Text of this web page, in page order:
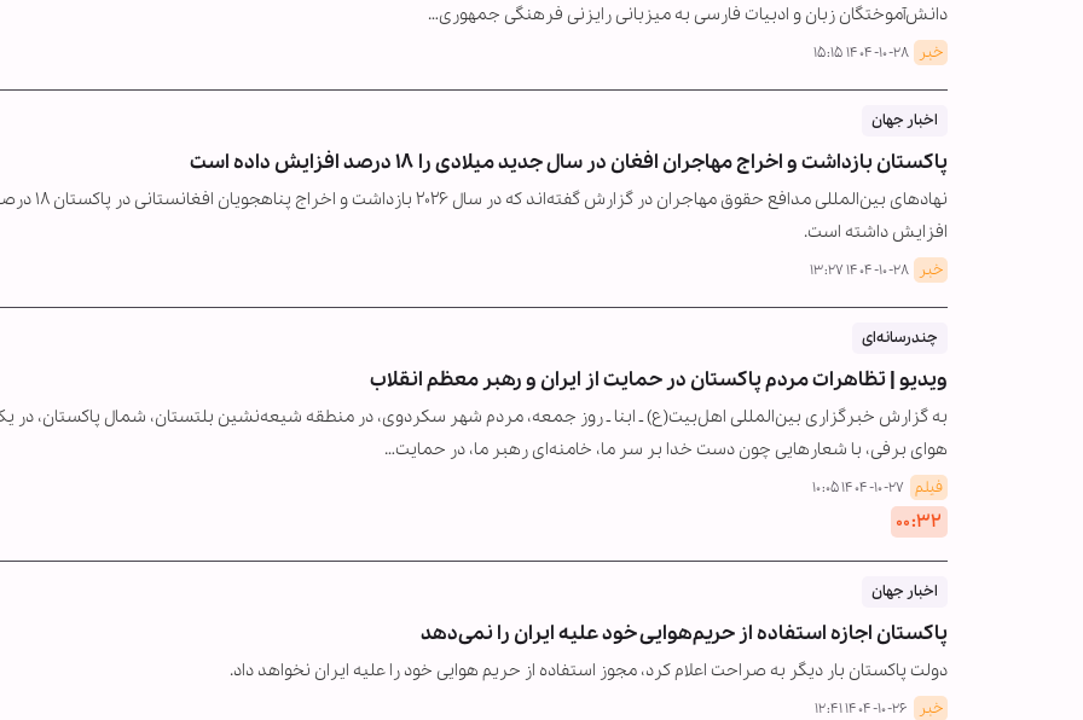
دانش‌آموختگان زبان و ادبیات فارسی به میزبانی رایزنی فرهنگی جمهوری…
خبر ۱۴۰۴-۱۰-۲۸ ۱۵:۱۵
اخبار جهان
پاکستان بازداشت و اخراج مهاجران افغان در سال جدید میلادی را ۱۸ درصد افزایش داده است
نهادهای بین‌المللی مدافع حقوق مهاجران در گزارش گفته‌اند که در سال ۲۰۲۶ بازداشت و
افزایش داشته است.
خبر ۱۴۰۴-۱۰-۲۸ ۱۳:۲۷
چندرسانه‌ای
ویدیو | تظاهرات مردم پاکستان در حمایت از ایران و رهبر معظم انقلاب
به گزارش خبرگزاری بین‌المللی اهل‌بیت(ع) ـ ابنا ـ روز جمعه، مردم شهر سکردوی، در منطقه شیعه‌نشین بلتستان، شمال پاکستان، در
هوای برفی، با شعارهایی چون دست خدا بر سر ما، خامنه‌ای رهبر ما، در حمایت…
فیلم ۱۴۰۴-۱۰-۲۷ ۱۰:۰۵
۰۰:۳۲
اخبار جهان
پاکستان اجازه استفاده از حریم‌هوایی خود علیه ایران را نمی‌دهد
دولت پاکستان بار دیگر به صراحت اعلام کرد، مجوز استفاده از حریم هوایی خود را علیه ایران نخواهد داد.
خبر ۱۴۰۴-۱۰-۲۶ ۱۲:۴۱